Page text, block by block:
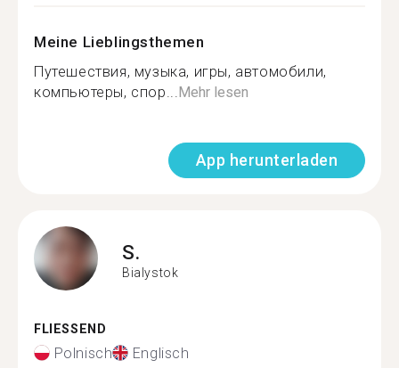
Meine Lieblingsthemen
Путешествия, музыка, игры, автомобили,
компьютеры, спор...Mehr lesen
App herunterladen
S.
Bialystok
FLIESSEND
Polnisch Englisch